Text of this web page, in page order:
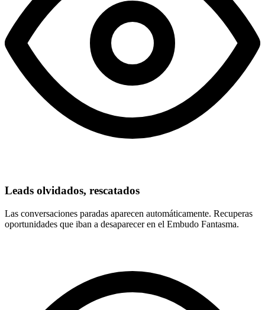
Leads olvidados, rescatados
Las conversaciones paradas aparecen automáticamente. Recuperas
oportunidades que iban a desaparecer en el Embudo Fantasma.